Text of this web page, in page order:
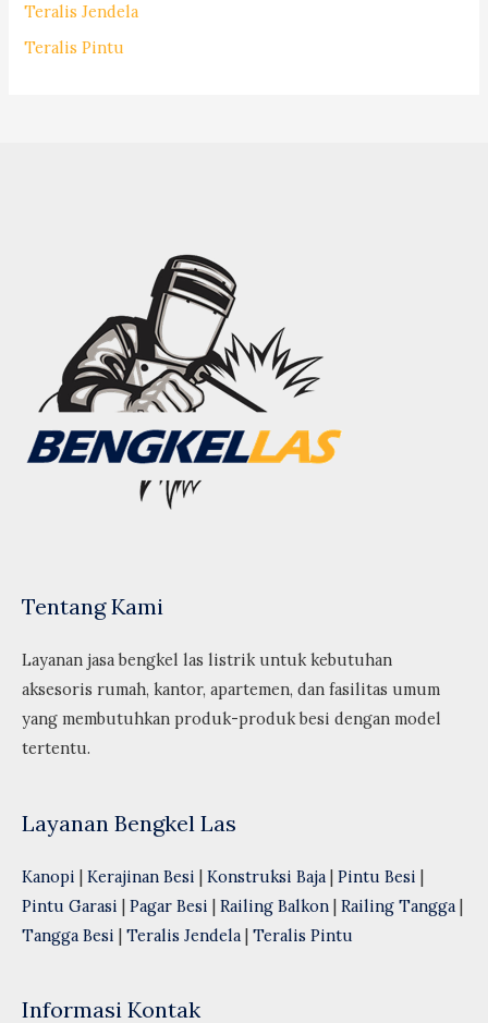
Teralis Jendela
Teralis Pintu
Tentang Kami
Layanan jasa bengkel las listrik untuk kebutuhan
aksesoris rumah, kantor, apartemen, dan fasilitas umum
yang membutuhkan produk-produk besi dengan model
tertentu.
Layanan Bengkel Las
Kanopi | Kerajinan Besi | Konstruksi Baja | Pintu Besi |
Pintu Garasi | Pagar Besi | Railing Balkon | Railing Tangga |
Tangga Besi | Teralis Jendela | Teralis Pintu
Informasi Kontak